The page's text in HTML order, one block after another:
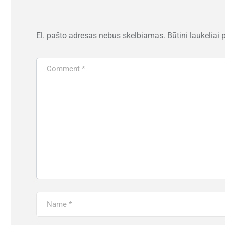
El. pašto adresas nebus skelbiamas. Būtini laukeliai